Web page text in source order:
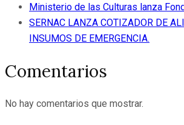
Ministerio de las Culturas lanza
SERNAC LANZA COTIZADOR DE
INSUMOS DE EMERGENCIA.
Comentarios
No hay comentarios que mostrar.